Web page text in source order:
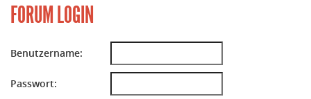
FORUM LOGIN
Benutzername:
Passwort: